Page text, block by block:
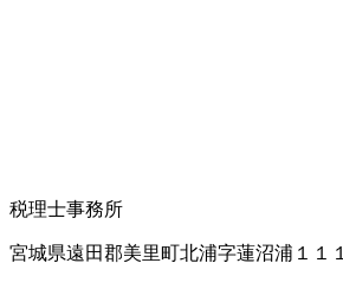
税理士事務所
宮城県遠田郡美里町北浦字蓮沼浦１１１